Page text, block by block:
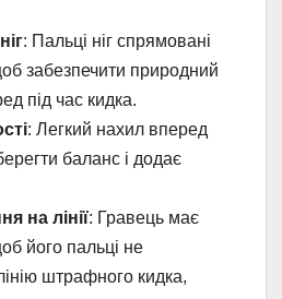
: Пальці ніг спрямовані
забезпечити природний
під час кидка.
: Легкий нахил вперед
баланс і додає
на лінії: Гравець має
його пальці не
штрафного кидка,